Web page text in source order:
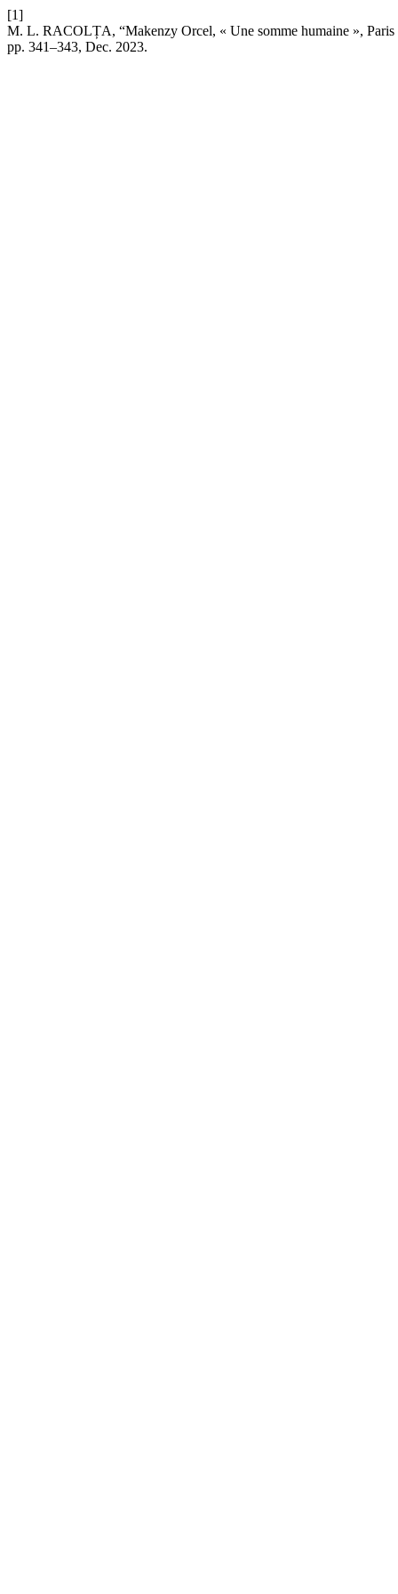
[1]
M. L. RACOLȚA, “Makenzy Orcel, « Une somme humaine »,
pp. 341–343, Dec. 2023.